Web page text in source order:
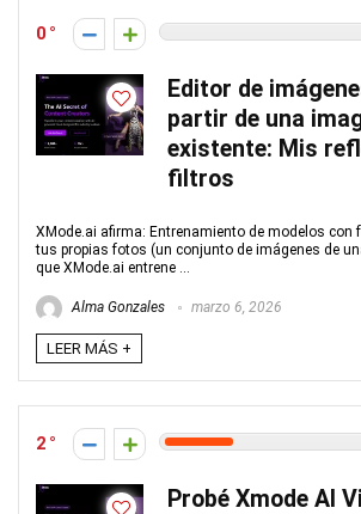
0
Editor de
partir de una
existente: Mis
filtros
XMode.ai afirma: Entrenamiento de modelos con
tus propias fotos (un conjunto de imágenes de
que XMode.ai entrene ...
Alma Gonzales marzo 6, 2026
LEER MÁS +
2
Probé Xmode AI